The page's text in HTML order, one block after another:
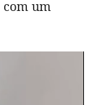
com um